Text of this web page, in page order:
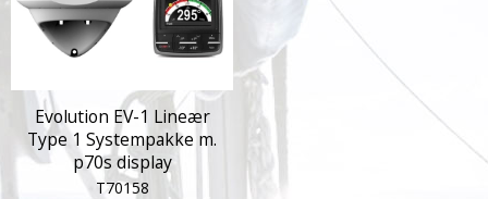
Evolution EV-1 Lineær
Type 1 Systempakke m.
p70s display
T70158